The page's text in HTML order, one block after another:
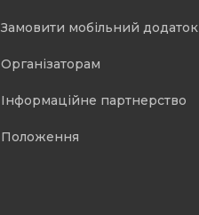
Замовити мобільний додаток
Організаторам
Інформаційне партнерство
Положення